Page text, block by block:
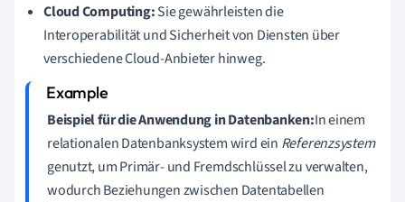
Cloud Computing:Sie gewährleisten die
Interoperabilität und Sicherheit von Diensten über
verschiedene Cloud-Anbieter hinweg.
Beispiel für die Anwendung in Datenbanken:In einem
relationalen Datenbanksystem wird ein Referenzsystem
genutzt, um Primär- und Fremdschlüssel zu verwalten,
wodurch Beziehungen zwischen Datentabellen